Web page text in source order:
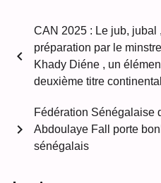
chevron_left
CAN 2025 : Le jub, jubal
préparation par le
Khady Diéne , un
deuxième titre continental
Fédération Sénégalaise
Abdoulaye Fall porte
sénégalais
chevron_right